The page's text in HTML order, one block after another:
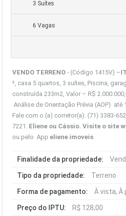
3 Suítes
6 Vagas
VENDO TERRENO - (Código 1415V) –
², casa 5 quartos, 3 suítes, Piscina,
construída 233m2, Valor – R$
Análise de Orientação Prévia (AOP) até
Fale com o (a) corretor(a). (71) 3383-
7221. Eliene ou Cássio. Visite o site
ou pelo App eliene imoveis
Finalidade da propriedade:
Tipo da propriedade: Terreno
Forma de pagamento: À vista, À
Preço do IPTU: R$ 128,00